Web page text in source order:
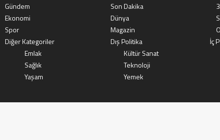
Gündem
Son Dakika
Ekonomi
Dünya
Spor
Magazin
Diğer Kategoriler
Dış Politika
İç
Emlak
Kültür Sanat
Sağlık
Teknoloji
Yaşam
Yemek